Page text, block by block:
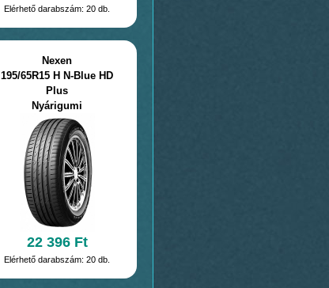
Elérhető darabszám: 20 db.
Nexen
195/65R15 H N-Blue HD
Plus
Nyárigumi
22 396 Ft
Elérhető darabszám: 20 db.